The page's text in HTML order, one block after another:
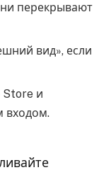
перекрывают
вид», если
Store и
входом.